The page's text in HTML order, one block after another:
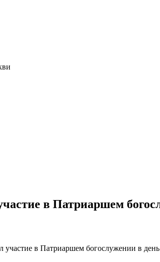
в Патриаршем